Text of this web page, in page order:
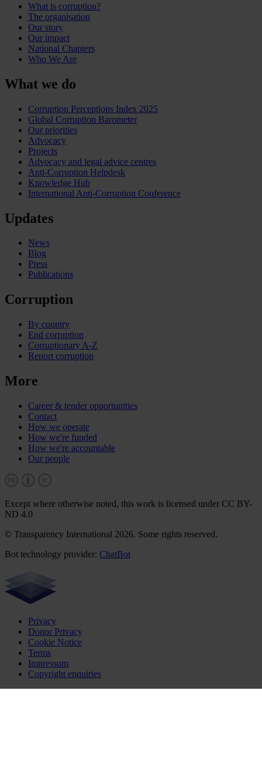
What is corruption?
The organisation
Our story
Our impact
National Chapters
Who We Are
What we do
Corruption Perceptions Index 2025
Global Corruption Barometer
Our priorities
Advocacy
Projects
Advocacy and legal advice centres
Anti-Corruption Helpdesk
Knowledge Hub
International Anti-Corruption Conference
Updates
News
Blog
Press
Publications
Corruption
By country
End corruption
Corruptionary A-Z
Report corruption
More
Career & tender opportunities
Contact
How we operate
How we're funded
How we're accountable
Our people
Except where otherwise noted, this work is licensed under CC BY-
ND 4.0
© Transparency International 2026. Some rights reserved.
Bot technology provider: ChatBot
Privacy
Donor Privacy
Cookie Notice
Terms
Impressum
Copyright enquiries